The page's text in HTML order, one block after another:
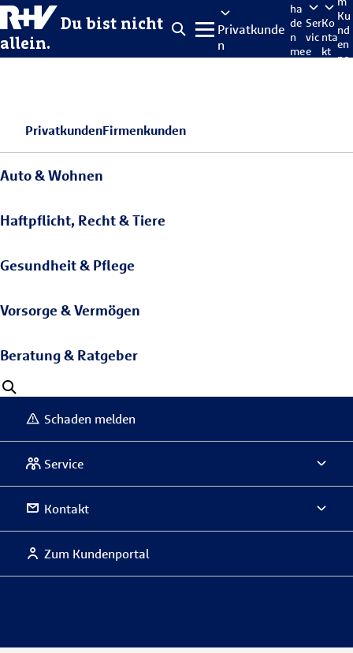
Du bist nicht
allein.
Privatkunde
n
ha
de
n
me
Ser
vic
e
Ko
nta
kt
Ku
nd
en
po
PrivatkundenFirmenkunden
Auto & Wohnen
Haftpflicht, Recht & Tiere
Gesundheit & Pflege
Vorsorge & Vermögen
Beratung & Ratgeber
Schaden melden
Service
Kontakt
Zum Kundenportal